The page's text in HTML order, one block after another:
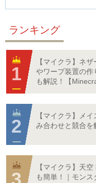
ランキング
【マイクラ】ネ
やワープ装置の作
も解説！【
【マイクラ】メ
み合わせと競合を
【マイクラ】天
も簡単！｜モン